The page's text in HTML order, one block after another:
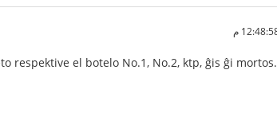
respektive el botelo No.1, No.2, ktp, ĝis ĝi mortos.